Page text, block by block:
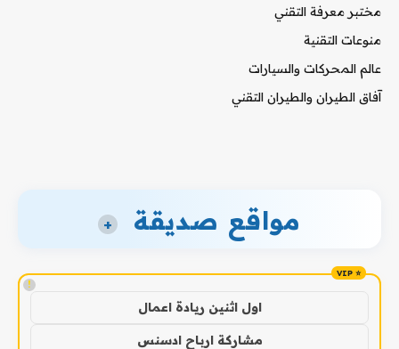
مختبر معرفة التقني
منوعات التقنية
عالم المحركات والسيارات
آفاق الطيران والطيران التقني
مواقع صديقة +
!
اول اثنين ريادة اعمال
مشاركة ارباح ادسنس